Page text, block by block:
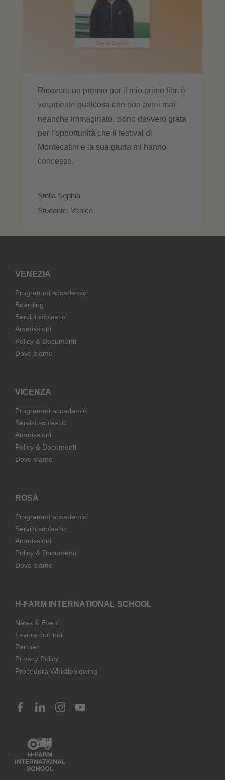
Ricevere un premio per il mio primo film è
veramente qualcosa che non avrei mai
neanche immaginato. Sono davvero grata
per l’opportunità che il festival di
Montecatini e la sua giuria mi hanno
concesso.
Stella Sophia
Studente, Venice
VENEZIA
Programmi accademici
Boarding
Servizi scolastici
Ammissioni
Policy & Documenti
Dove siamo
VICENZA
Programmi accademici
Servizi scolastici
Ammissioni
Policy & Documenti
Dove siamo
ROSÀ
Programmi accademici
Servizi scolastici
Ammissioni
Policy & Documenti
Dove siamo
H-FARM INTERNATIONAL SCHOOL
News & Eventi
Lavora con noi
Partner
Privacy Policy
Procedura Whistleblowing